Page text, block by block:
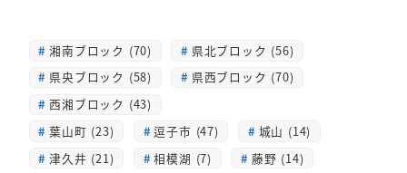
湘南ブロック (70)
県北ブロック (56)
県央ブロック (58)
県西ブロック (70)
西湘ブロック (43)
葉山町 (23)
逗子市 (47)
城山 (14)
津久井 (21)
相模湖 (7)
藤野 (14)